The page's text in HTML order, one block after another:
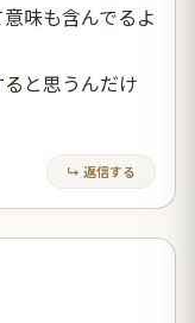
味も含んでるよ
と思うんだけ
↳ 返信する